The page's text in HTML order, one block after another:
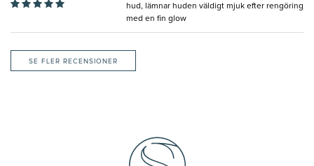
hud, lämnar huden väldigt mjuk efter rengöring
med en fin glow
SE FLER RECENSIONER